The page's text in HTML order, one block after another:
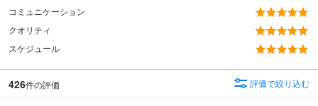
コミュニケーション
クオリティ
スケジュール
426件の評価 評価で絞り込む